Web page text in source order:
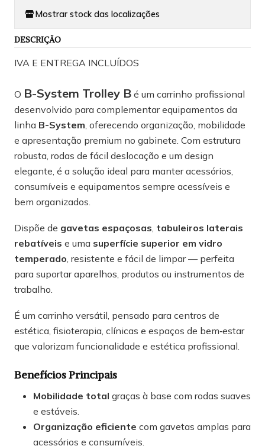
Mostrar stock das localizações
DESCRIÇÃO
IVA E ENTREGA INCLUÍDOS
O B-System Trolley B é um carrinho profissional
desenvolvido para complementar equipamentos da
linha B-System, oferecendo organização, mobilidade
e apresentação premium no gabinete. Com estrutura
robusta, rodas de fácil deslocação e um design
elegante, é a solução ideal para manter acessórios,
consumíveis e equipamentos sempre acessíveis e
bem organizados.
Dispõe de gavetas espaçosas, tabuleiros laterais
rebatíveis e uma superfície superior em vidro
temperado, resistente e fácil de limpar — perfeita
para suportar aparelhos, produtos ou instrumentos de
trabalho.
É um carrinho versátil, pensado para centros de
estética, fisioterapia, clínicas e espaços de bem‑estar
que valorizam funcionalidade e estética profissional.
Benefícios Principais
Mobilidade total graças à base com rodas suaves
e estáveis.
Organização eficiente com gavetas amplas para
acessórios e consumíveis.